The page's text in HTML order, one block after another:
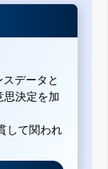
データと
思決定を加
して関われ